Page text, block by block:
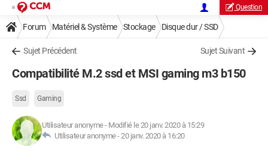
Question
Forum Matériel & Système Stockage Disque dur / SSD
Sujet Précédent Sujet Suivant
Compatibilité M.2 ssd et MSI gaming m3 b150
Ssd Gaming
Utilisateur anonyme- Modifié le 20 janv. 2020 à 15:29
Utilisateur anonyme -20 janv. 2020 à 16:20